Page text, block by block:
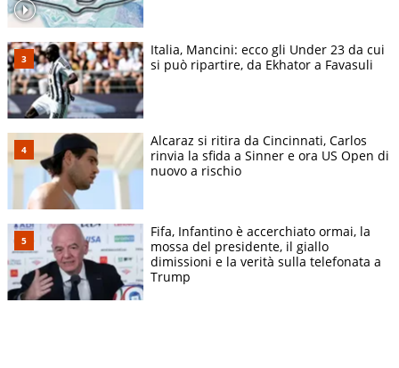
Italia, Mancini: ecco gli Under 23 da cui
si può ripartire, da Ekhator a Favasuli
Alcaraz si ritira da Cincinnati, Carlos
rinvia la sfida a Sinner e ora US Open di
nuovo a rischio
Fifa, Infantino è accerchiato ormai, la
mossa del presidente, il giallo
dimissioni e la verità sulla telefonata a
Trump